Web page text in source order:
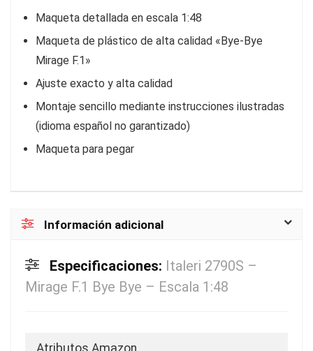
Maqueta detallada en escala 1:48
Maqueta de plástico de alta calidad «Bye-Bye
Mirage F.1»
Ajuste exacto y alta calidad
Montaje sencillo mediante instrucciones ilustradas
(idioma español no garantizado)
Maqueta para pegar
Información adicional
Especificaciones: Italeri 2790S –
Mirage F.1 Bye Bye – Escala 1:48